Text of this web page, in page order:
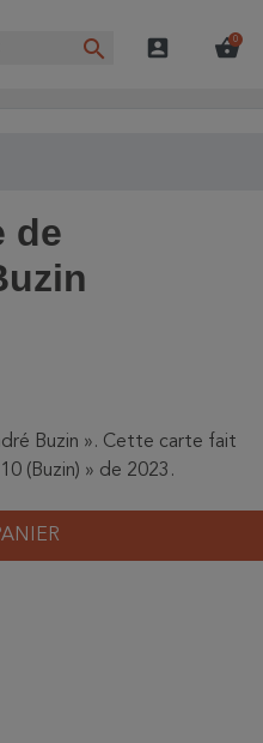
search account_box shopping_basket
0
de
Buzin ». Cette carte fait
(Buzin) » de 2023.